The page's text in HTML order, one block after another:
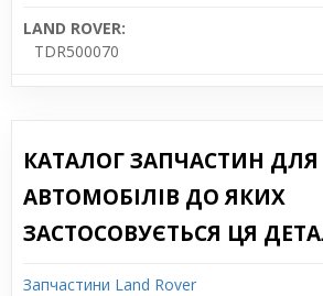
LAND ROVER:
TDR500070
КАТАЛОГ ЗАПЧАСТИН ДЛЯ
АВТОМОБІЛІВ ДО ЯКИХ
ЗАСТОСОВУЄТЬСЯ ЦЯ
Запчастини Land Rover